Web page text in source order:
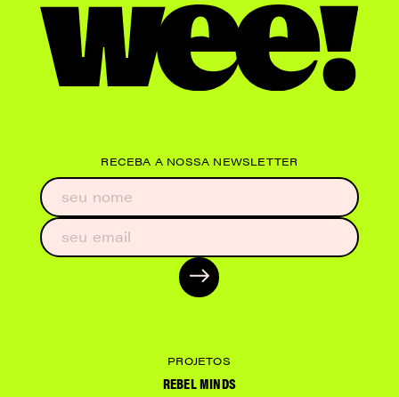
RECEBA A NOSSA NEWSLETTER
PROJETOS
REBEL MINDS